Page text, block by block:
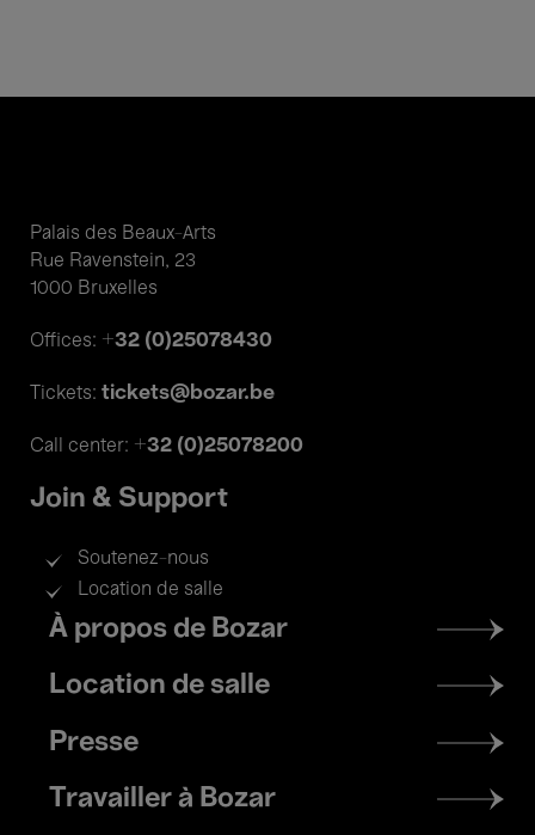
Palais des Beaux-Arts
Rue Ravenstein, 23
1000 Bruxelles
Offices: +32 (0)25078430
Tickets: tickets@bozar.be
Call center: +32 (0)25078200
Join & Support
Soutenez-nous
Location de salle
Footer
menu
À propos de Bozar
Location de salle
Presse
Travailler à Bozar